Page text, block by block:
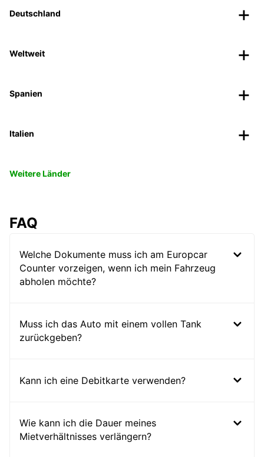
Deutschland
Weltweit
Spanien
Italien
Weitere Länder
FAQ
Welche Dokumente muss ich am Europcar
Counter vorzeigen, wenn ich mein Fahrzeug
abholen möchte?
Muss ich das Auto mit einem vollen Tank
zurückgeben?
Kann ich eine Debitkarte verwenden?
Wie kann ich die Dauer meines
Mietverhältnisses verlängern?